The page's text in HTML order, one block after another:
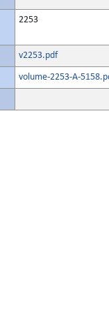
2253
v2253.pdf
volume-2253-A-